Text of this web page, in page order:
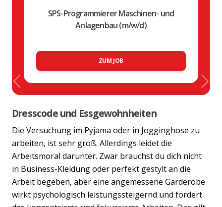
Previous Next
SPS-Programmierer Maschinen- und
Anlagenbau (m/w/d)
ZUM JOB
Dresscode und Essgewohnheiten
Die Versuchung im Pyjama oder in Jogginghose zu
arbeiten, ist sehr groß. Allerdings leidet die
Arbeitsmoral darunter. Zwar brauchst du dich nicht
in Business-Kleidung oder perfekt gestylt an die
Arbeit begeben, aber eine angemessene Garderobe
wirkt psychologisch leistungssteigernd und fördert